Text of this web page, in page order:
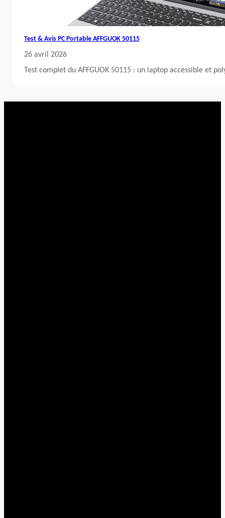
Test & Avis PC Portable AFFGUOK 50115
26 avril 2026
Test complet du AFFGUOK 50115 : un laptop accessible